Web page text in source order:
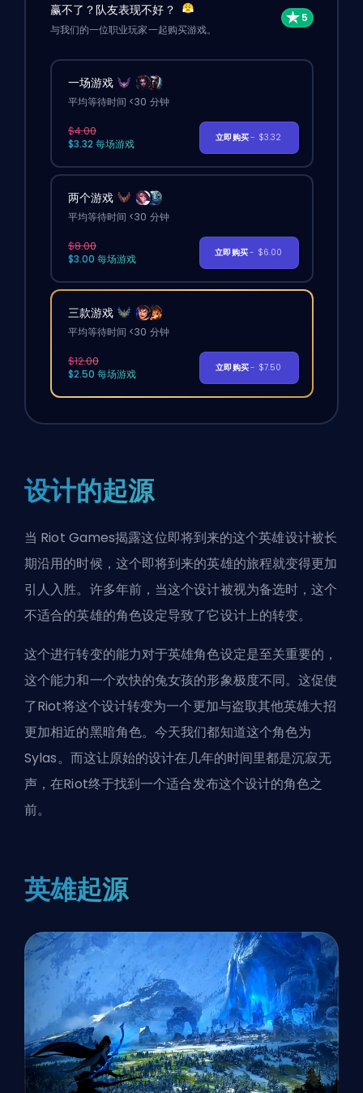
赢不了？队友表现不好？
与我们的一位职业玩家一起购买游戏。
一场游戏
平均等待时间 <30 分钟
$4.00
$3.32 每场游戏
立即购买- $3.32
两个游戏
平均等待时间 <30 分钟
$8.00
$3.00 每场游戏
立即购买- $6.00
三款游戏
平均等待时间 <30 分钟
$12.00
$2.50 每场游戏
立即购买- $7.50
设计的起源
当 Riot Games揭露这位即将到来的这个英雄设计被长
期沿用的时候，这个即将到来的英雄的旅程就变得更加
引人入胜。许多年前，当这个设计被视为备选时，这个
不适合的英雄的角色设定导致了它设计上的转变。
这个进行转变的能力对于英雄角色设定是至关重要的，
这个能力和一个欢快的兔女孩的形象极度不同。这促使
了Riot将这个设计转变为一个更加与盗取其他英雄大招
更加相近的黑暗角色。今天我们都知道这个角色为
Sylas。而这让原始的设计在几年的时间里都是沉寂无
声，在Riot终于找到一个适合发布这个设计的角色之
前。
英雄起源